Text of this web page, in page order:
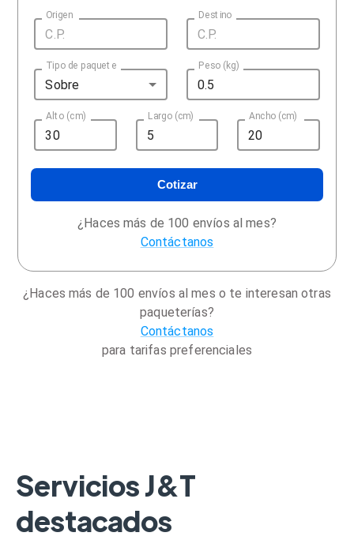
Origen Destino
Tipo de paquete
Sobre
Peso (kg)
Alto (cm) Largo (cm) Ancho (cm)
Cotizar
¿Haces más de 100 envíos al mes?
Contáctanos
¿Haces más de 100 envíos al mes o te interesan otras
paqueterías?
Contáctanos
para tarifas preferenciales
Servicios J&T
destacados